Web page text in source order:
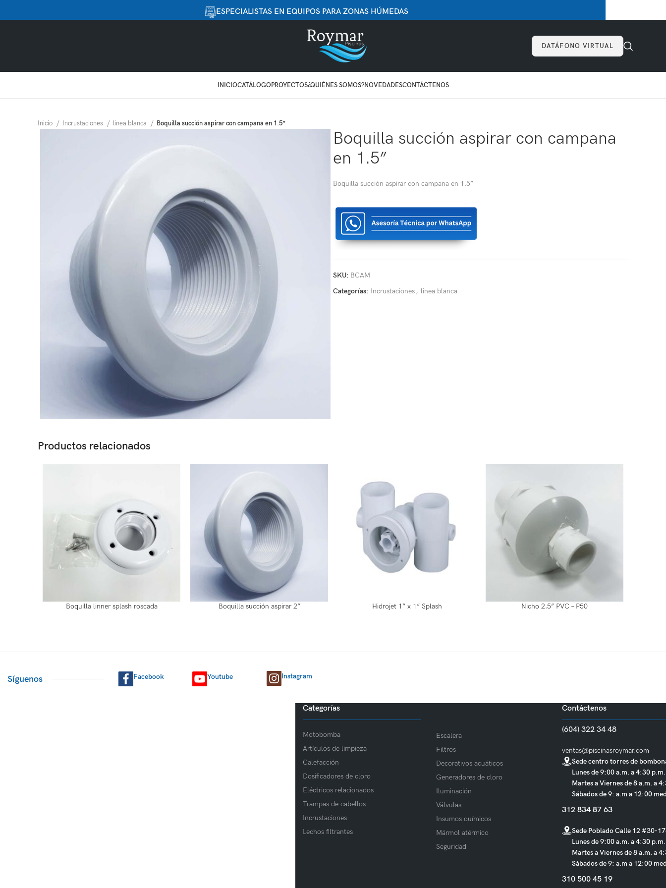
DATÁFONO VIRTUAL
INICIOCATÁLOGOPROYECTOS¿QUIÉNES SOMOS?NOVEDADESCONTÁCTENOS
Inicio Incrustaciones linea blanca Boquilla succión aspirar con campana en 1.5”
Boquilla succión aspirar con campana
en 1.5”
Boquilla succión aspirar con campana en 1.5”
SKU: BCAM
Categorías: Incrustaciones , linea blanca
Productos relacionados
Boquilla linner splash roscada Boquilla succión aspirar 2” Hidrojet 1” x 1” Splash Nicho 2.5” PVC – P50
Síguenos Facebook Youtube Instagram
Categorías
Motobomba
Artículos de limpieza
Calefacción
Dosificadores de cloro
Eléctricos relacionados
Trampas de cabellos
Incrustaciones
Lechos filtrantes
Escalera
Filtros
Decorativos acuáticos
Generadores de cloro
Iluminación
Válvulas
Insumos químicos
Mármol atérmico
Seguridad
Contáctenos
(604) 322 34 48
ventas@piscinasroymar.com
Sede centro torres de
Lunes de 9:00 a.m. a 4:30
Martes a Viernes de 8 a.m. a
Sábados de 9: a.m a 12:00
312 834 87 63
Sede Poblado Calle 12 #30-
Lunes de 9:00 a.m. a 4:30
Martes a Viernes de 8 a.m. a
Sábados de 9: a.m a 12:00
310 500 45 19
ESPECIALISTAS EN EQUIPOS PARA ZONAS HÚMEDAS